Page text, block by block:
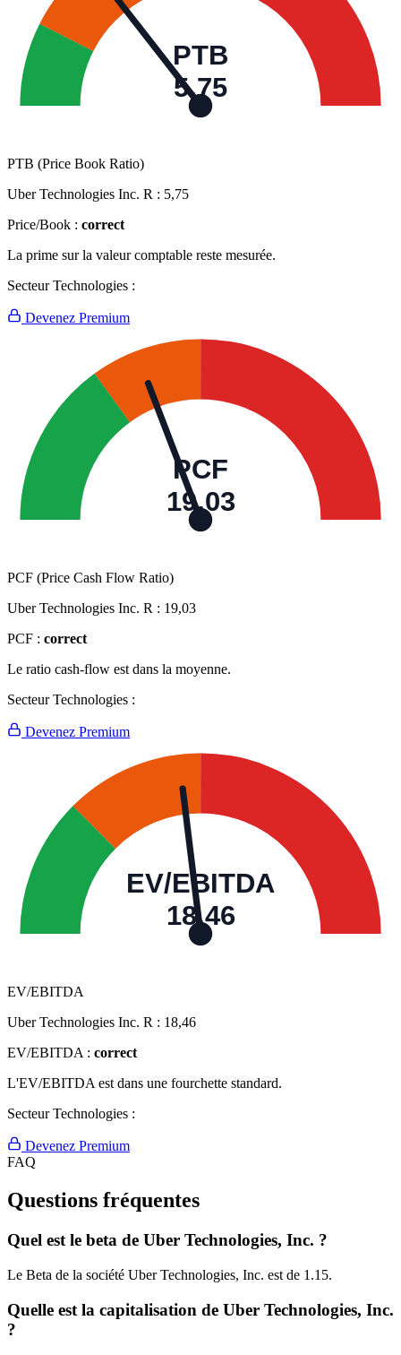
PTB
5,75
PTB (Price Book Ratio)
Uber Technologies Inc. R : 5,75
Price/Book : correct
La prime sur la valeur comptable reste mesurée.
Secteur Technologies :
Devenez Premium
PCF
19,03
PCF (Price Cash Flow Ratio)
Uber Technologies Inc. R : 19,03
PCF : correct
Le ratio cash-flow est dans la moyenne.
Secteur Technologies :
Devenez Premium
EV/EBITDA
18,46
EV/EBITDA
Uber Technologies Inc. R : 18,46
EV/EBITDA : correct
L'EV/EBITDA est dans une fourchette standard.
Secteur Technologies :
Devenez Premium
FAQ
Questions fréquentes
Quel est le beta de Uber Technologies, Inc. ?
Le Beta de la société Uber Technologies, Inc. est de 1.15.
Quelle est la capitalisation de Uber Technologies, Inc.
?